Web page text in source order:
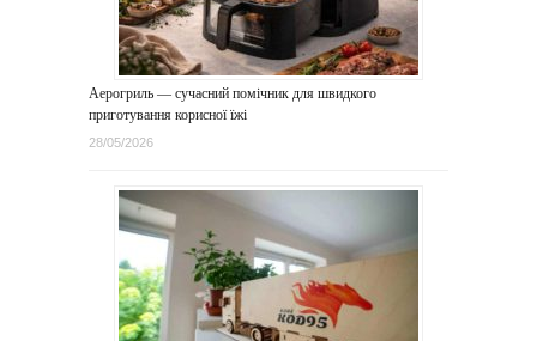
Аерогриль — сучасний помічник для швидкого
приготування корисної їжі
28/05/2026